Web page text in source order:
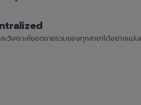
ะวิเคราะห์ยอดขายรวมของทุกสาขาได้อย่างแม่